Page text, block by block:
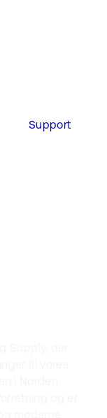
Support